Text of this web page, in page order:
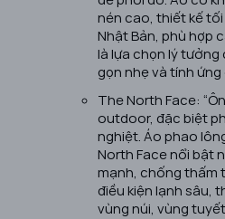
nén cao, thiết kế
Nhật Bản, phù hợp
là lựa chọn lý tưởng
gọn nhẹ và tính
The North Face:
outdoor, đặc biệt
nghiệt. Áo phao
North Face nổi bật
mạnh, chống thấm
điều kiện lạnh sâu,
vùng núi, vùng